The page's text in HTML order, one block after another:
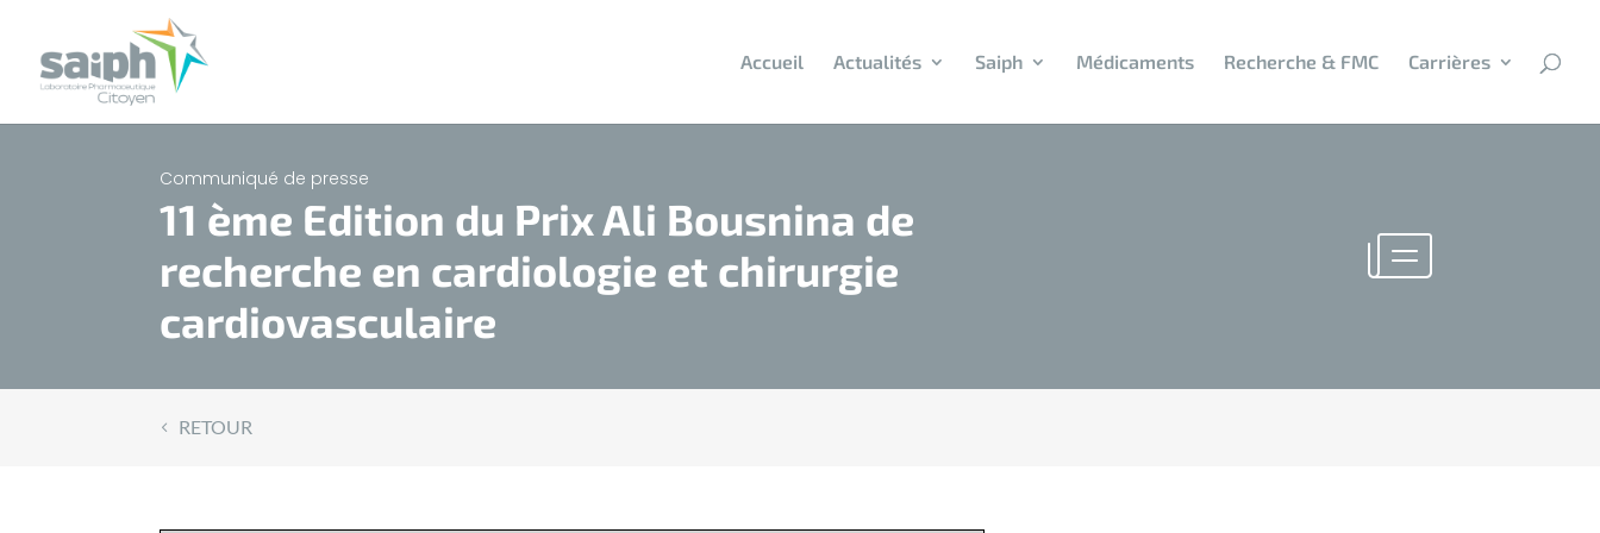
Accueil Actualités Saiph Médicaments Recherche & FMC Carrières
Communiqué de presse
11 ème Edition du Prix Ali Bousnina de
recherche en cardiologie et chirurgie
cardiovasculaire
RETOUR